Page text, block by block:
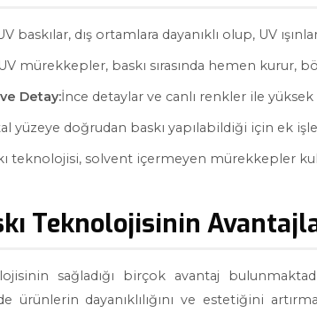
baskılar, dış ortamlara dayanıklı olup, UV
UV mürekkepler, baskı sırasında hemen kurur,
Detay:İnce detaylar ve canlı renkler ile
yüzeye doğrudan baskı yapılabildiği için ek
teknolojisi, solvent içermeyen mürekkepler
Teknolojisinin
sağladığı birçok avantaj
ürünlerin dayanıklılığını ve estetiğini